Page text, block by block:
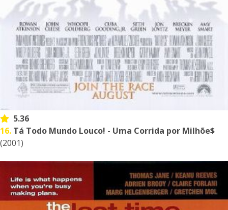
5.36
16. Tá Todo Mundo Louco! - Uma Corrida por Milhõe$
(2001)